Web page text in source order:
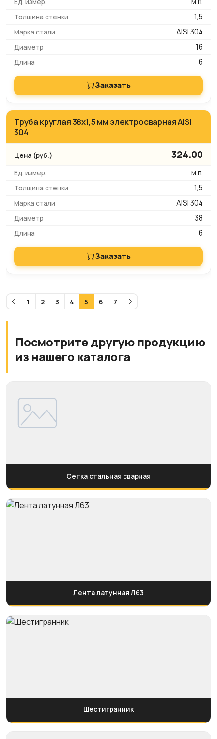
1,5
AISI 304
16
6
Заказать
Труба круглая 38х1,5 мм электросварная AISI
304
324.00
м.п.
1,5
AISI 304
38
6
Заказать
1 2 3 4 5 6 7
Посмотрите другую продукцию
из нашего каталога
Сетка стальная сварная
Лента латунная Л63
Шестигранник